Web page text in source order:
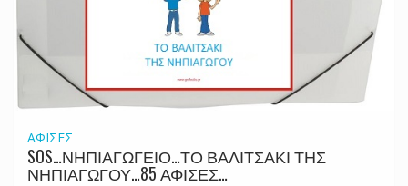
ΑΦΙΣΕΣ
SOS…ΝΗΠΙΑΓΩΓΕΙΟ…ΤΟ ΒΑΛΙΤΣΑΚΙ ΤΗΣ
ΝΗΠΙΑΓΩΓΟΥ…85 ΑΦΙΣΕΣ…